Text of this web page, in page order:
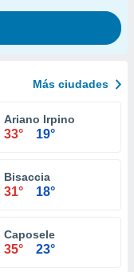
Más ciudades
Ariano Irpino
33° 19°
Bisaccia
31° 18°
Caposele
35° 23°